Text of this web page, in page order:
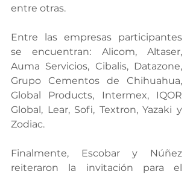
entre otras.
Entre las empresas participantes
se encuentran: Alicom, Altaser,
Auma Servicios, Cibalis, Datazone,
Grupo Cementos de Chihuahua,
Global Products, Intermex, IQOR
Global, Lear, Sofi, Textron, Yazaki y
Zodiac.
Finalmente, Escobar y Núñez
reiteraron la invitación para el